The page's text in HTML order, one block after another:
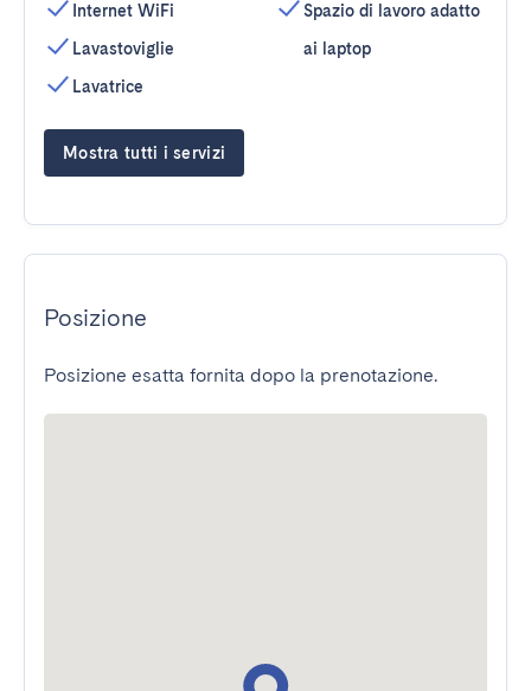
Internet WiFi
Lavastoviglie
Lavatrice
Spazio di lavoro adatto
ai laptop
Mostra tutti i servizi
Posizione
Posizione esatta fornita dopo la prenotazione.